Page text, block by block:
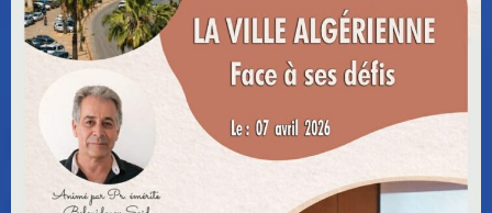
إعلان دورة عادية للمجلس العلمي